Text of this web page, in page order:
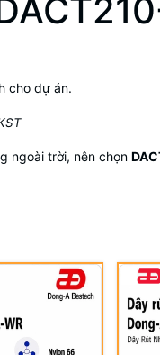
cho dự án.
ngoài trời, nên chọn